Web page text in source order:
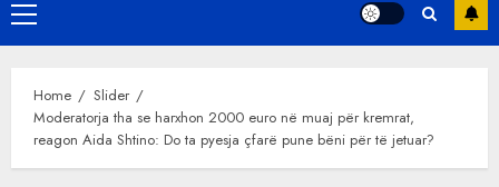
Primary
Menu
Home
Slider
Moderatorja tha se harxhon 2000 euro në muaj për kremrat,
reagon Aida Shtino: Do ta pyesja çfarë pune bëni për të jetuar?